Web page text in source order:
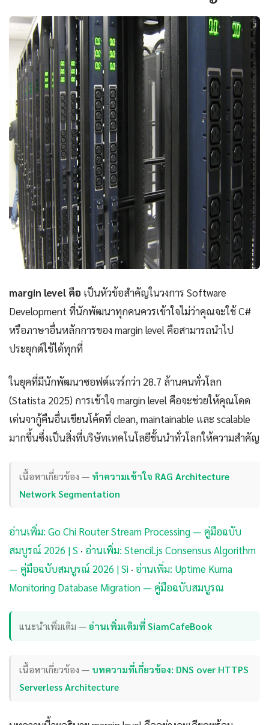
margin level คือ เป็นหัวข้อสำคัญในวงการ Software
Development ที่นักพัฒนาทุกคนควรเข้าใจไม่ว่าคุณจะใช้ C#
หรือภาษาอื่นหลักการของ margin level คือสามารถนำไป
ประยุกต์ใช้ได้ทุกที่
ในยุคที่มีนักพัฒนาซอฟต์แวร์กว่า 28.7 ล้านคนทั่วโลก
(Statista 2025) การเข้าใจ margin level คือจะช่วยให้คุณโดด
เด่นจากู้คืนอื่นเขียนโค้ดที่ clean, maintainable และ scalable
มากขึ้นซึ่งเป็นสิ่งที่บริษัทเทคโนโลยีชั้นนำทั่วโลกให้ความสำคัญ
เนื้อหาเกี่ยวข้อง — ทำความเข้าใจ RAG Architecture
Network Segmentation
อ่านเพิ่ม: Go Chi Router Stream Processing — คู่มือฉบับ
สมบูรณ์ 2026 | S · อ่านเพิ่ม: Stencil.js Consensus Algorithm
— คู่มือฉบับสมบูรณ์ 2026 | Si · อ่านเพิ่ม: Uptime Kuma
Monitoring Database Migration — คู่มือฉบับสมบูรณ
แนะนำเพิ่มเติม —อ่านเพิ่มเติมที่ SiamCafeBook
เนื้อหาเกี่ยวข้อง — บทความที่เกี่ยวข้อง: DNS over HTTPS
Serverless Architecture